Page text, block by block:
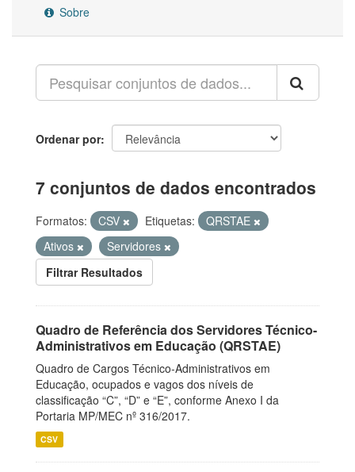
Sobre
Ordenar por
7 conjuntos de dados encontrados
Formatos: CSV Etiquetas:
QRSTAE
Ativos
Servidores
Filtrar Resultados
Quadro de Referência dos Servidores Técnico-
Administrativos em Educação (QRSTAE)
Quadro de Cargos Técnico-Administrativos em
Educação, ocupados e vagos dos níveis de
classificação “C”, “D” e “E”, conforme Anexo I da
Portaria MP/MEC nº 316/2017.
CSV